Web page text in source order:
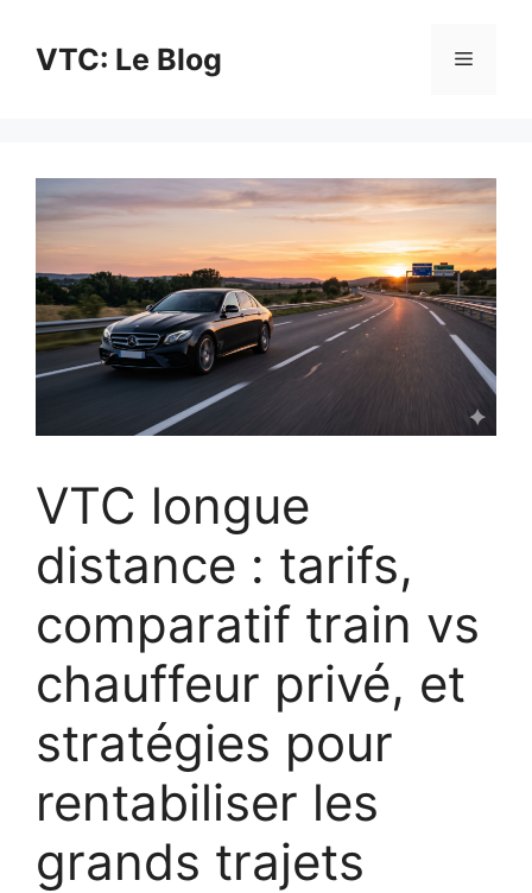
contenuVTC: Le Blog Menu
VTC longue
distance : tarifs,
comparatif train vs
chauffeur privé, et
stratégies pour
rentabiliser les
grands trajets